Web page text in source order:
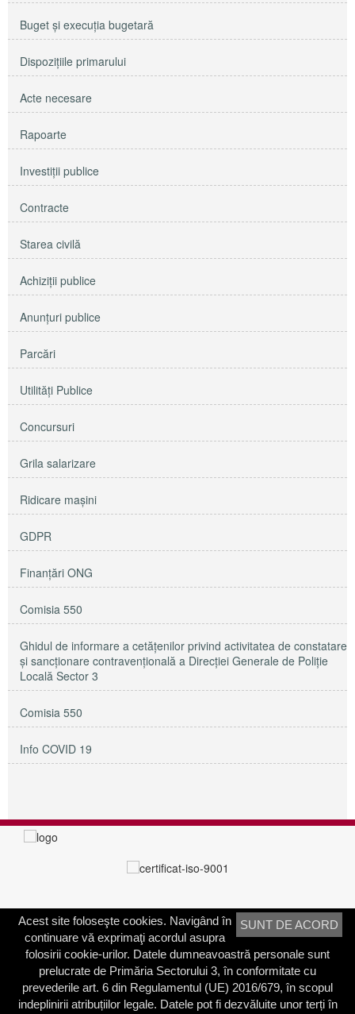
Buget şi execuţia bugetară
Dispoziţiile primarului
Acte necesare
Rapoarte
Investiţii publice
Contracte
Starea civilă
Achiziţii publice
Anunţuri publice
Parcări
Utilităţi Publice
Concursuri
Grila salarizare
Ridicare maşini
GDPR
Finanțări ONG
Comisia 550
Ghidul de informare a cetățenilor privind activitatea de constatare
și sancționare contravențională a Direcției Generale de Poliție
Locală Sector 3
Comisia 550
Info COVID 19
PRIMĂRIA SECTORULUI 3
Adresa:Calea Dudeşti nr. 191
Bucureşti, Sector 3, România
Contactați-ne
SUNT DE ACORD
Acest site foloseşte cookies. Navigând în
continuare vă exprimaţi acordul asupra
folosirii cookie-urilor. Datele dumneavoastră personale sunt
prelucrate de Primăria Sectorului 3, în conformitate cu
prevederile art. 6 din Regulamentul (UE) 2016/679, în scopul
indeplinirii atribuțiilor legale. Datele pot fi dezvăluite unor terți în